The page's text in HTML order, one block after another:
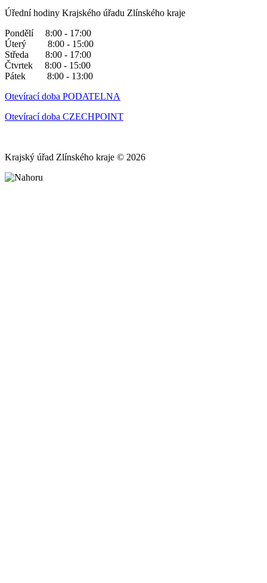
Úřední hodiny Krajského úřadu Zlínského kraje
Pondělí 8:00 - 17:00
Úterý 8:00 - 15:00
Středa 8:00 - 17:00
Čtvrtek 8:00 - 15:00
Pátek 8:00 - 13:00
Otevírací doba PODATELNA
Otevírací doba CZECHPOINT
Krajský úřad Zlínského kraje © 2026